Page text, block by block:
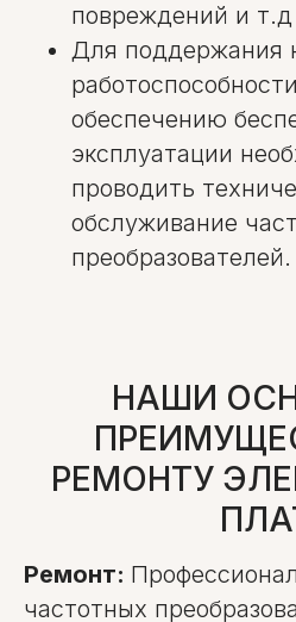
повреждений и т.д
Для поддержания
обеспечению
эксплуатации
проводить
обслуживание
преобразователей.
НАШИ
РЕМОНТУ
Ремонт:
частотных